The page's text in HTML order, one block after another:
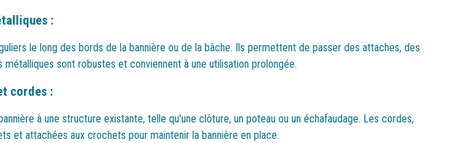
:
le long des bords de la bannière ou de la bâche. Ils permettent de passer des attaches, des
sont robustes et conviennent à une utilisation prolongée.
cordes :
à une structure existante, telle qu'une clôture, un poteau ou un échafaudage. Les cordes,
et attachées aux crochets pour maintenir la bannière en place.